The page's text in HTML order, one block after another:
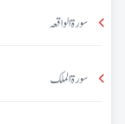
سورۃ الواقعہ
سورۃ الملک